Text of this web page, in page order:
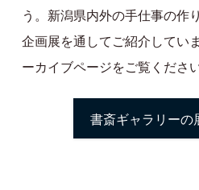
う。新潟県内外の手仕事の作
企画展を通してご紹介してい
ーカイブページをご覧ください
書斎ギャラリーの